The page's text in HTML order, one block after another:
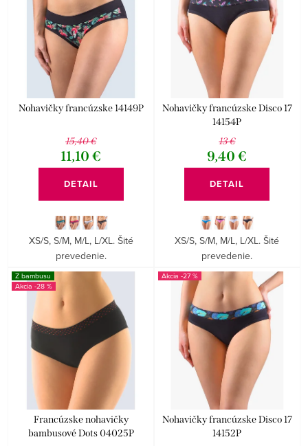
k
d
Abecedne
Nohavičky francúzske 14149P
15,40 €
11,10 €
DETAIL
XS/S, S/M, M/L, L/XL. Šité
prevedenie.
Nohavičky francúzske Disco 17
14154P
13 €
9,40 €
DETAIL
XS/S, S/M, M/L, L/XL. Šité
prevedenie.
Z bambusu
-28 %
Francúzske nohavičky
bambusové Dots 04025P
-27 %
Nohavičky francúzske Disco 17
14152P